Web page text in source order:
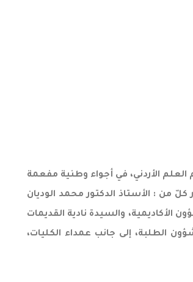
الأردني، في أجواء وطنية مفعمة
من : الأستاذ الدكتور محمد الوديان
الأكاديمية، والسيدة نادية القديمات
الطلبة، إلى جانب عمداء الكليات،